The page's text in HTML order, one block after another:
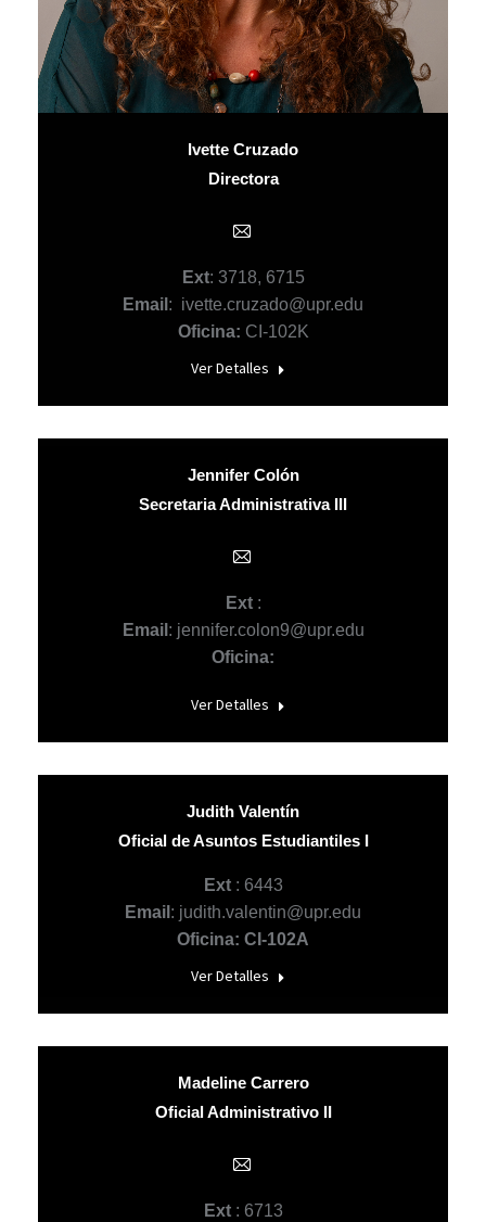
Ivette Cruzado
Directora
Ext: 3718, 6715
Email : ivette.cruzado@upr.edu
Oficina: CI-102K
E-
mail
Ver Detalles
Jennifer Colón
Secretaria Administrativa III
Ext:
Email : jennifer.colon9@upr.edu
Oficina:
E-
mail
Ver Detalles
Judith Valentín
Oficial de Asuntos Estudiantiles I
Ext: 6443
Email : judith.valentin@upr.edu
Oficina: CI-102A
Ver Detalles
Madeline Carrero
Oficial Administrativo II
Ext: 6713
E-
mail